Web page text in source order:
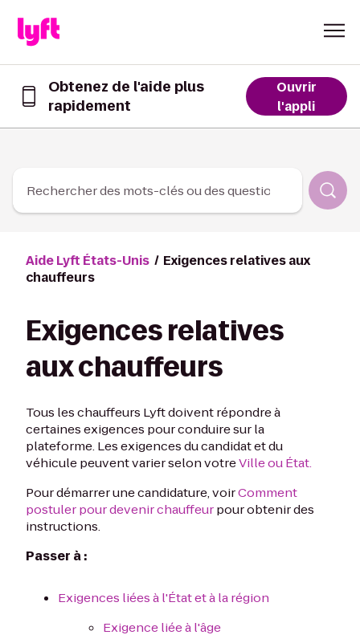
Obtenez de l'aide plus
rapidement
Obtenez
dans
Ouvrir
l'appli
Rechercher des mots-clés ou des questions
Aide Lyft États-Unis
Exigences relatives aux
chauffeurs
Exigences relatives
aux chauffeurs
Tous les chauffeurs Lyft doivent répondre à
certaines exigences pour conduire sur la
plateforme. Les exigences du candidat et du
véhicule peuvent varier selon votreVille ou État.
Pour démarrer une candidature, voirComment
postuler pour devenir chauffeurpour obtenir des
instructions.
Passer à :
Exigences liées à l'État et à la région
Exigence liée à l'âge